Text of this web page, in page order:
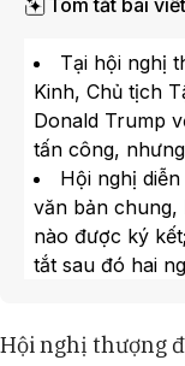
Tóm tắt bài
Tại hội nghị
Kinh, Chủ tịch
Donald Trump
tấn công,
Hội nghị
văn bản
nào được ký
tắt sau đó hai
Đài Loan, đây
Hội nghị thượng